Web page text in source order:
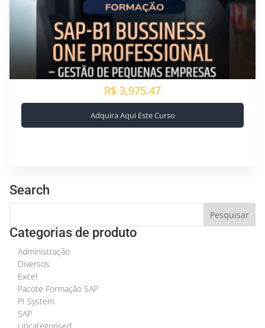
R$ 3,975.47
Adquira Aqui Este Curso
Search
Categorias de produto
Administração
Diversos
Excel
Pacote Formação SAP
PI System
SAP